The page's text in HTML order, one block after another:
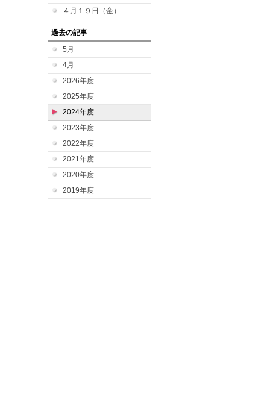
４月１９日（金）
過去の記事
5月
4月
2026年度
2025年度
2024年度
2023年度
2022年度
2021年度
2020年度
2019年度